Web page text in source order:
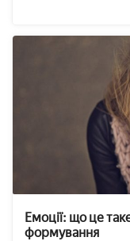
Емоції: що це
формування